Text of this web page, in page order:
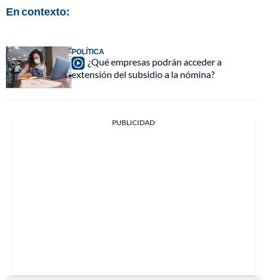
En contexto:
POLÍTICA
¿Qué empresas podrán acceder a
extensión del subsidio a la nómina?
PUBLICIDAD